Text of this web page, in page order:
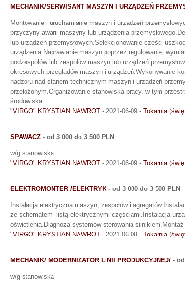
MECHANIK/SERWISANT MASZYN I URZĄDZEŃ
Montowanie i uruchamianie maszyn i urządzeń
przyczyny awarii maszyny lub urządzenia
lub urządzeń przemysłowych.Selekcjonowanie części
urządzenia.Naprawianie maszyn poprzez regulowanie,
podzespołów lub zespołów maszyn lub urządzeń
okresowych przeglądów maszyn i urządzeń.Wykonywanie
nadzoru nad stanem technicznym maszyn i urządzeń
przełożonym.Organizowanie stanowiska pracy, w tym
środowiska.
"VIRGO" KRYSTIAN NAWROT - 2021-06-09 - Tokarnia(
SPAWACZ - od 3 000 do 3 500 PLN
w/g stanowiska
"VIRGO" KRYSTIAN NAWROT - 2021-06-09 - Tokarnia(
ELEKTROMONTER /ELEKTRYK - od 3 000 do 3 500 PLN
Instalacja elektryczna maszyn, zespołów i
ze schematem- listą elektrycznymi częściami.Instalacja
oświetlenia.Diagnoza systemów sterowania
"VIRGO" KRYSTIAN NAWROT - 2021-06-09 - Tokarnia(
MECHANIK/ MODERNIZATOR LINII PRODUKCYJNEJ/ -
w/g stanowiska